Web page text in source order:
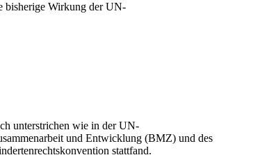
bisherige Wirkung der UN-
unterstrichen wie in der UN-
und Entwicklung (BMZ) und des
stattfand.